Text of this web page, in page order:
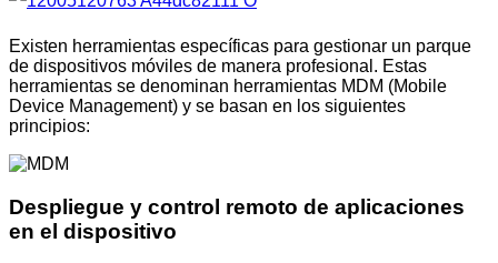
Existen herramientas específicas para gestionar un parque
de dispositivos móviles de manera profesional. Estas
herramientas se denominan herramientas MDM (Mobile
Device Management) y se basan en los siguientes
principios:
Despliegue y control remoto de aplicaciones
en el dispositivo